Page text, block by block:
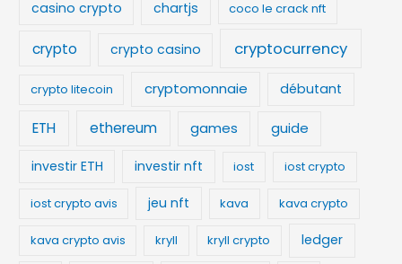
casino crypto chartjs coco le crack nft
crypto crypto casino cryptocurrency
crypto litecoin cryptomonnaie débutant
ETH ethereum games guide
investir ETH investir nft iost iost crypto
iost crypto avis jeu nft kava kava crypto
kava crypto avis kryll kryll crypto ledger